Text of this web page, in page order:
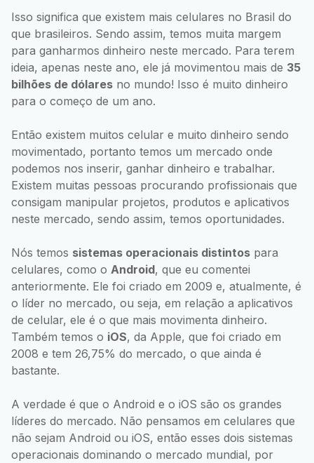
Isso significa que existem mais celulares no Brasil do
que brasileiros. Sendo assim, temos muita margem
para ganharmos dinheiro neste mercado. Para terem
ideia, apenas neste ano, ele já movimentou mais de 35
bilhões de dólares no mundo! Isso é muito dinheiro
para o começo de um ano.
Então existem muitos celular e muito dinheiro sendo
movimentado, portanto temos um mercado onde
podemos nos inserir, ganhar dinheiro e trabalhar.
Existem muitas pessoas procurando profissionais que
consigam manipular projetos, produtos e aplicativos
neste mercado, sendo assim, temos oportunidades.
Nós temos sistemas operacionais distintos para
celulares, como o Android, que eu comentei
anteriormente. Ele foi criado em 2009 e, atualmente, é
o líder no mercado, ou seja, em relação a aplicativos
de celular, ele é o que mais movimenta dinheiro.
Também temos o iOS, da Apple, que foi criado em
2008 e tem 26,75% do mercado, o que ainda é
bastante.
A verdade é que o Android e o iOS são os grandes
líderes do mercado. Não pensamos em celulares que
não sejam Android ou iOS, então esses dois sistemas
operacionais dominando o mercado mundial, por